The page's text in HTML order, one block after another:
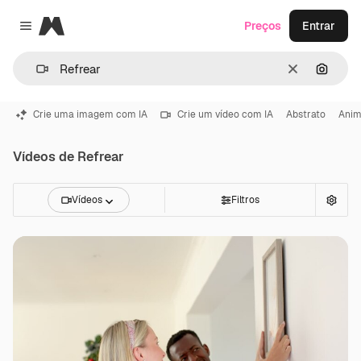
Close menu
Magnific
Limpar
Preços Entrar
Crie uma imagem com IA Crie um vídeo com IA Abstrato
Vídeos de Refrear
Vídeos Filtros